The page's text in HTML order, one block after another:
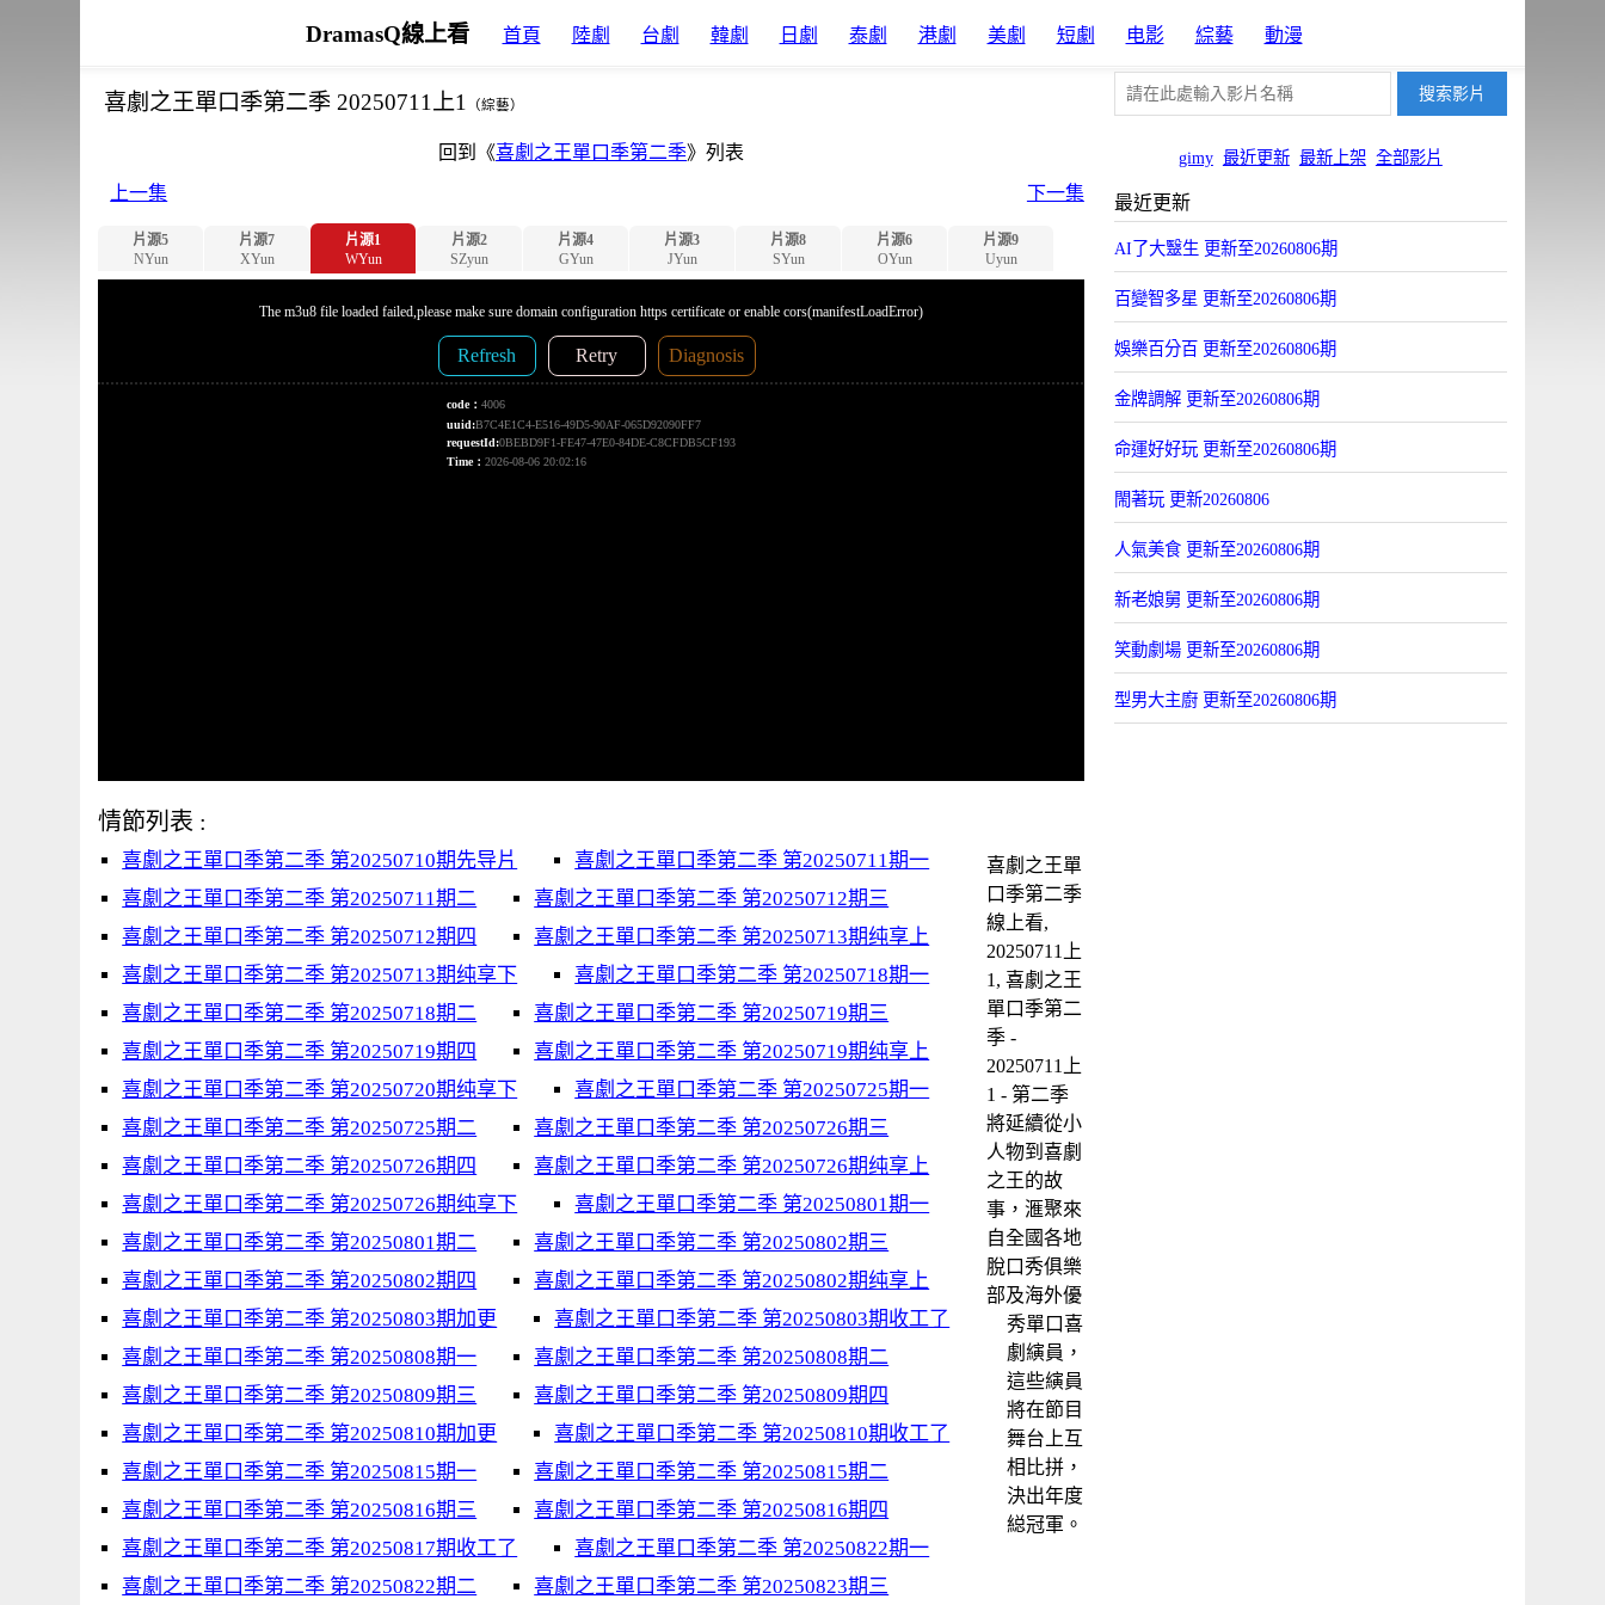
DramasQ線上看 首頁 陸劇 台劇 韓劇 日劇 泰劇 港劇 美劇 短劇 电影 綜藝 動漫
gimy 最近更新 最新上架 全部影片
喜劇之王單口季第二季 20250711上1 （綜藝）
回到《喜劇之王單口季第二季》列表
上一集
下一集
片源5
NYun
片源7
XYun
片源1
WYun
片源2
SZyun
片源4
GYun
片源3
JYun
片源8
SYun
片源6
OYun
片源9
Uyun
情節列表 :
喜劇之王單口季第二季 第20250710期先导片
喜劇之王單口季第二季 第20250711期一
喜劇之王單口季第二季 第20250711期二
喜劇之王單口季第二季 第20250712期三
喜劇之王單口季第二季 第20250712期四
喜劇之王單口季第二季 第20250713期纯享上
喜劇之王單口季第二季 第20250713期纯享下
喜劇之王單口季第二季 第20250718期一
喜劇之王單口季第二季 第20250718期二
喜劇之王單口季第二季 第20250719期三
喜劇之王單口季第二季 第20250719期四
喜劇之王單口季第二季 第20250719期纯享上
喜劇之王單口季第二季 第20250720期纯享下
喜劇之王單口季第二季 第20250725期一
喜劇之王單口季第二季 第20250725期二
喜劇之王單口季第二季 第20250726期三
喜劇之王單口季第二季 第20250726期四
喜劇之王單口季第二季 第20250726期纯享上
喜劇之王單口季第二季 第20250726期纯享下
喜劇之王單口季第二季 第20250801期一
喜劇之王單口季第二季 第20250801期二
喜劇之王單口季第二季 第20250802期三
喜劇之王單口季第二季 第20250802期四
喜劇之王單口季第二季 第20250802期纯享上
喜劇之王單口季第二季 第20250803期加更
喜劇之王單口季第二季 第20250803期收工了
喜劇之王單口季第二季 第20250808期一
喜劇之王單口季第二季 第20250808期二
喜劇之王單口季第二季 第20250809期三
喜劇之王單口季第二季 第20250809期四
喜劇之王單口季第二季 第20250810期加更
喜劇之王單口季第二季 第20250810期收工了
喜劇之王單口季第二季 第20250815期一
喜劇之王單口季第二季 第20250815期二
喜劇之王單口季第二季 第20250816期三
喜劇之王單口季第二季 第20250816期四
喜劇之王單口季第二季 第20250817期收工了
喜劇之王單口季第二季 第20250822期一
喜劇之王單口季第二季 第20250822期二
喜劇之王單口季第二季 第20250823期三
喜劇之王單
口季第二季
線上看,
20250711上
1, 喜劇之王
單口季第二
季 -
20250711上
1 - 第二季
將延續從小
人物到喜劇
之王的故
事，滙聚來
自全國各地
脫口秀俱樂
部及海外優
秀單口喜
劇縯員，
這些縯員
將在節目
舞台上互
相比拼，
決出年度
縂冠軍。
最近更新
AI了大毉生 更新至20260806期
百變智多星 更新至20260806期
娛樂百分百 更新至20260806期
金牌調解 更新至20260806期
命運好好玩 更新至20260806期
閙著玩 更新20260806
人氣美食 更新至20260806期
新老娘舅 更新至20260806期
笑動劇場 更新至20260806期
型男大主廚 更新至20260806期